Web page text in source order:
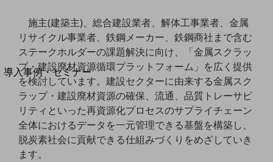
別ウィンドウで開きます
サービスをご利用中のお客さま
導入事例・セミナー
導入事例TOP
最新の導入事例や注目の導入事例をご紹介します
セミナー
開催・出展する各種セミナー、イベント情報をご紹介します
施主(建築主)、総合建設業者、解体工事業者、金属
リサイクル事業者、鉄鋼メーカー、鉄鋼商社まで含む
ステークホルダーの課題解決に向け、「金属スクラッ
プ・建設廃材資源循環プラットフォーム」を広く提供
を検討しています。建設セクターに由来する金属スク
ラップ・建設廃材資源の確保、流通、品質トレーサビ
リティといった再資源化プロセスのサプライチェーン
全体におけるデータを一元管理できる基盤を構築し、
脱炭素社会に貢献できる仕組みづくりをめざしていき
ます。